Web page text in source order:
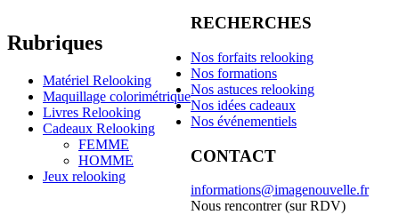
Rubriques
Matériel Relooking
Maquillage colorimétrique
Livres Relooking
Cadeaux Relooking
FEMME
HOMME
Jeux relooking
RECHERCHES
Nos forfaits relooking
Nos formations
Nos astuces relooking
Nos idées cadeaux
Nos événementiels
CONTACT
informations@imagenouvelle.fr
Nous rencontrer (sur RDV)